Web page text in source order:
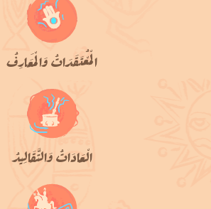
الْمُعْتَقَدَاتُ وَالْمَعَارِفُ
الْعَادَاتُ وَالتَّقَالِيدُ